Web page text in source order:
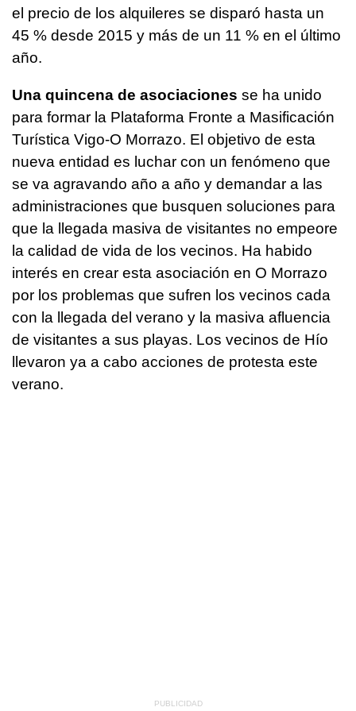
el precio de los alquileres se disparó hasta un
45 % desde 2015 y más de un 11 % en el último
año.
Una quincena de asociaciones se ha unido
para formar la Plataforma Fronte a Masificación
Turística Vigo-O Morrazo. El objetivo de esta
nueva entidad es luchar con un fenómeno que
se va agravando año a año y demandar a las
administraciones que busquen soluciones para
que la llegada masiva de visitantes no empeore
la calidad de vida de los vecinos. Ha habido
interés en crear esta asociación en O Morrazo
por los problemas que sufren los vecinos cada
con la llegada del verano y la masiva afluencia
de visitantes a sus playas. Los vecinos de Hío
llevaron ya a cabo acciones de protesta este
verano.